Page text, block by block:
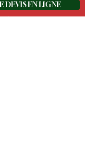
DEVIS EN LIGNE
au0686271591